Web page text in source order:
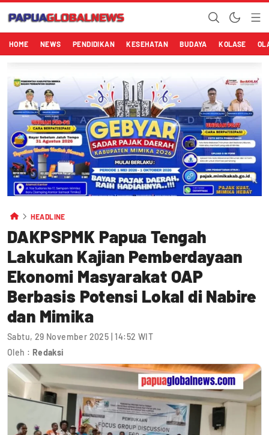
HOME NEWS PENDIDIKAN KESEHATAN BUDAYA KOLASE
HEADLINE
DAKPSPMK Papua Tengah
Lakukan Kajian Pemberdayaan
Ekonomi Masyarakat OAP
Berbasis Potensi Lokal di Nabire
dan Mimika
Sabtu, 29 November 2025 | 14:52 WIT
Oleh : Redaksi